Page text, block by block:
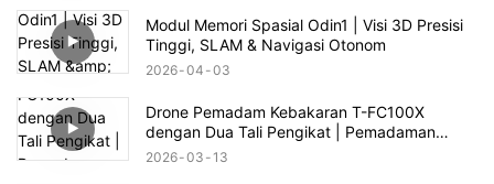
Modul Memori Spasial Odin1 | Visi 3D Presisi
Tinggi, SLAM & Navigasi Otonom
2026 04 03
Drone Pemadam Kebakaran T-FC100X
dengan Dua Tali Pengikat | Pemadaman
Kebakaran Gedung Tinggi hingga 100m
2026 03 13